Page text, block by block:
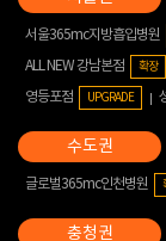
서울365mc지방흡입병원
ALL NEW 강남본점 확장
영등포점
UPGRADE
글로벌365mc인천병원